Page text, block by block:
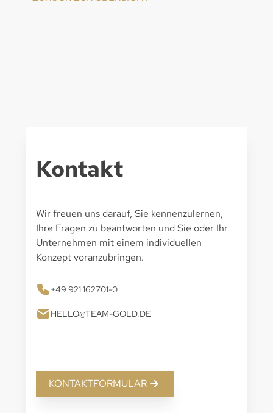
Kontakt
Wir freuen uns darauf, Sie kennenzulernen,
Ihre Fragen zu beantworten und Sie oder Ihr
Unternehmen mit einem individuellen
Konzept voranzubringen.
+49 921 162701-0
HELLO@TEAM-GOLD.DE
KONTAKTFORMULAR